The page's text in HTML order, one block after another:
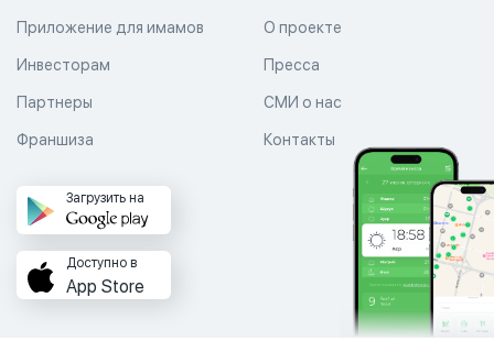
Приложение для имамов О проекте
Пресса
СМИ о нас
Контакты
Инвесторам
Партнеры
Франшиза
Загрузить на
Доступно в
App Store